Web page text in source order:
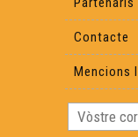
Contacte
Mencions